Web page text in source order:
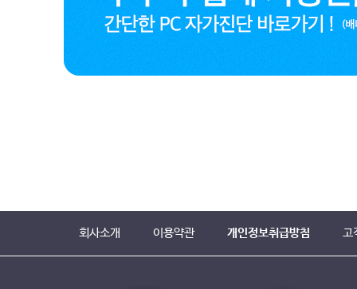
회사소개 이용약관 개인정보취급방침 고